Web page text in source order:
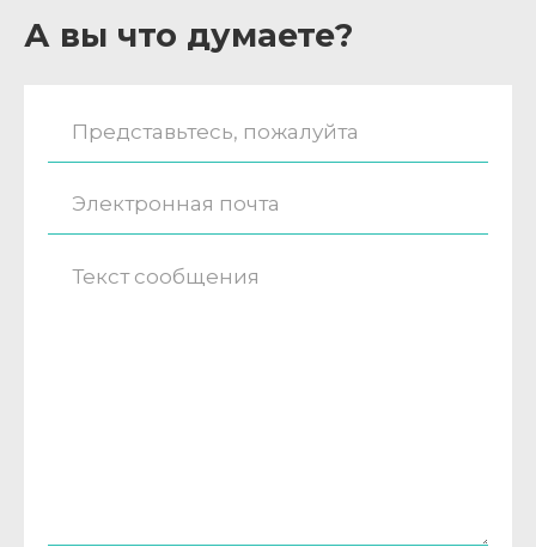
А вы что думаете?